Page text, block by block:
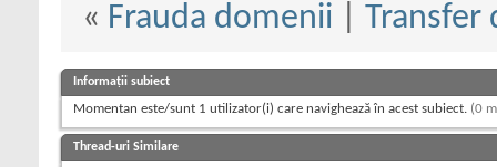
« Frauda domenii Transfer
Informații subiect
Momentan este/sunt 1 utilizator(i) care navighează în acest subiect. (0
Thread-uri Similare